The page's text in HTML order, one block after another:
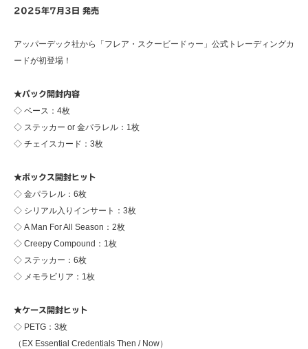
2025年7月3日 発売
アッパーデック社から「フレア・スクービードゥー」公式トレーディングカ
ードが初登場！
★パック開封内容
◇ ベース：4枚
◇ ステッカー or 金パラレル：1枚
◇ チェイスカード：3枚
★ボックス開封ヒット
◇ 金パラレル：6枚
◇ シリアル入りインサート：3枚
◇ A Man For All Season：2枚
◇ Creepy Compound：1枚
◇ ステッカー：6枚
◇ メモラビリア：1枚
★ケース開封ヒット
◇ PETG：3枚
（EX Essential Credentials Then / Now）